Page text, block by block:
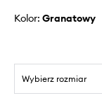
Kolor: granatowy
Wybierz rozmiar